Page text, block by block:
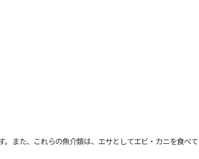
た、これらの魚介類は、エサとしてエビ・カニを食べて